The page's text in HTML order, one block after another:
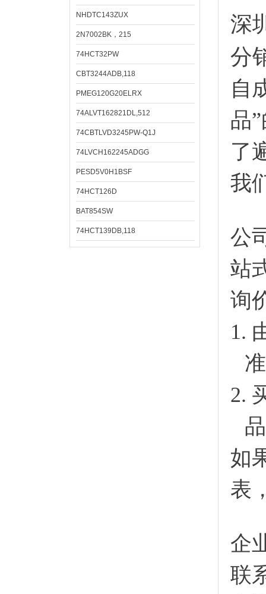
NHDTC143ZUX
2N7002BK，215
74HCT32PW
CBT3244ADB,118
PMEG120G20ELRX
74ALVT162821DL,512
74CBTLVD3245PW-Q1J
74LVCH162245ADGG
PESD5V0H1BSF
74HCT126D
BAT854SW
74HCT139DB,118
深
分
自
品
了
我
公
站
询
1.
2.
如
表
企
联